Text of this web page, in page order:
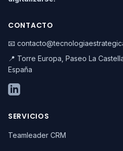
CONTACTO
📧
📍 Torre Europa, Paseo La
España
SERVICIOS
Teamleader CRM